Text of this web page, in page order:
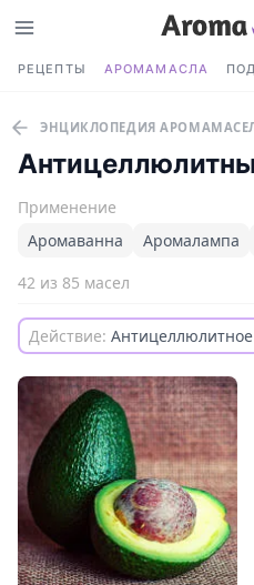
РЕЦЕПТЫ АРОМАМАСЛА
ЭНЦИКЛОПЕДИЯ
Применение
Аромаванна
Аромалампа
42 из 85 масел
Действие: Антицеллюлитное